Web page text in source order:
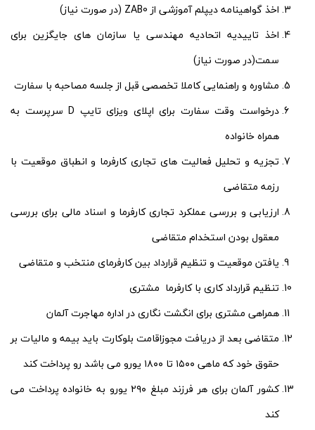
اخذ گواهینامه دیپلم آموزشی از ZAB0 (در صورت نیاز)
اخذ تاییدیه اتحادیه مهندسی یا سازمان های جایگزین برای
سمت(در صورت نیاز)
مشاوره و راهنمایی کاملا تخصصی قبل از جلسه مصاحبه با سفارت
درخواست وقت سفارت برای اپلای ویزای تایپ D سرپرست به
همراه خانواده
تجزیه و تحلیل فعالیت های تجاری کارفرما و انطباق موقعیت با
رزمه متقاضی
ارزیابی و بررسی عملکرد تجاری کارفرما و اسناد مالی برای بررسی
معقول بودن استخدام متقاضی
یافتن موقعیت و تنظیم قرارداد بین کارفرمای منتخب و متقاضی
تنظیم قرارداد کاری با کارفرما مشتری
همراهی مشتری برای انگشت نگاری در اداره مهاجرت آلمان
متقاضی بعد از دریافت مجوزاقامت بلوکارت باید بیمه و مالیات بر
حقوق خود که ماهی ۱۵۰۰ تا ۱۸۰۰ یورو می باشد رو پرداخت کند
کشور آلمان برای هر فرزند مبلغ ۲۹۰ یورو به خانواده پرداخت می
کند